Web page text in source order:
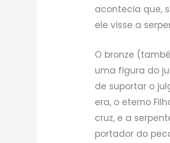
acontecia que,
ele visse a
O bronze
uma figura do
de suportar o
era, o eterno
cruz, e a
portador do